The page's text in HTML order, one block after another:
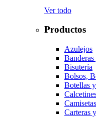
Ver todo
Productos
Azulejos
Bisutería
Bolsos,
Botellas
Camisetas
Carteras